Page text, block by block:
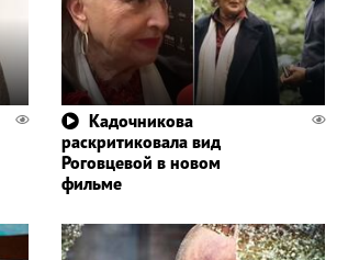
Кадочникова
раскритиковала вид
Роговцевой в новом
фильме